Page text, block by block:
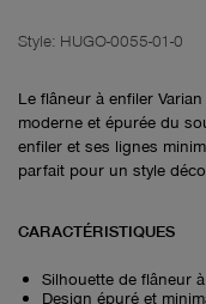
Style: HUGO-0055-01-0
Le flâneur à enfiler
moderne et épurée du
enfiler et ses lignes
parfait pour un style
CARACTÉRISTIQUES
Silhouette de flâneur
Design épuré et